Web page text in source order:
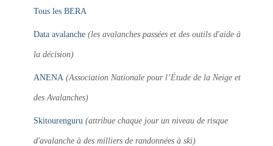
Tous les BERA
Data avalanche (les avalanches passées et des outils d'aide à
la décision)
ANENA (Association Nationale pour l’Étude de la Neige et
des Avalanches)
Skitourenguru (attribue chaque jour un niveau de risque
d'avalanche à des milliers de randonnées à ski)